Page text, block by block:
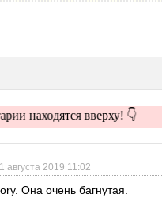
находятся вверху! 👇
августа 2019 11:02
Она очень багнутая.